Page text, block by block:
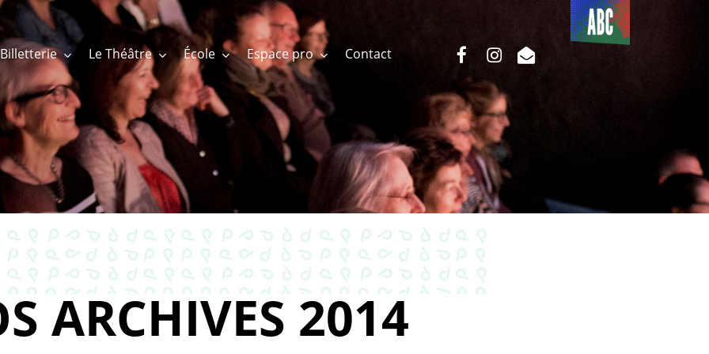
Billetterie Le Théâtre École Espace pro Contact
Du côté
de l’ABC
facebookinstagram
email
ARCHIVES 2014